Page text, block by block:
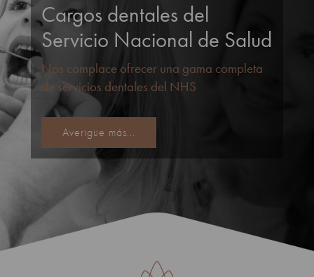
Cargos dentales del
Servicio Nacional de Salud
Nos complace ofrecer una gama completa
de servicios dentales del NHS
Averigüe más...